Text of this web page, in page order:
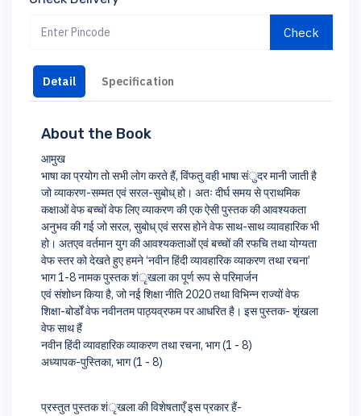
Check
Detail Specification
About the Book
आमुख
भाषा का प्रयोग तो सभी लोग करते हैं, विंफतु वही भाषा संुदर मानी जाती है
जो व्याकरण-सम्मत एवं सरल-सुबोध् हो। अतः दीर्घ समय से प्राथमिक
कक्षाओं वेफ बच्चों वेफ लिए व्याकरण की एक ऐसी पुस्तक की आवश्यकता
अनुभव की गई जो सरल, सुबोध् एवं सरस होने वेफ साथ-साथ व्यावहारिक भी
हो। अतएव वर्तमान युग की आवश्यकताओं एवं बच्चों की रफचि तथा योग्यता
वेफ स्तर को देखते हुए हमने ‘नवीन हिंदी व्यावहारिक व्याकरण तथा रचना’
भाग 1-8 नामक पुस्तक शंृखला का पूर्ण रूप से परिमार्जन
एवं संशोध्न किया है, जो नई शिक्षा नीति 2020 तथा विभिन्न राज्यों वेफ
शिक्षा-बोर्डों वेफ नवीनतम पाठ्यव्रफम पर आधरित है। इस पुस्तक- शृंखला
वेफ साथ हैं
नवीन हिंदी व्यावहारिक व्याकरण तथा रचना, भाग (1 - 8)
अध्यापक-पुस्तिका, भाग (1 - 8)
प्रस्तुत पुस्तक शंृखला की विशेषताएँ इस प्रकार हैं-